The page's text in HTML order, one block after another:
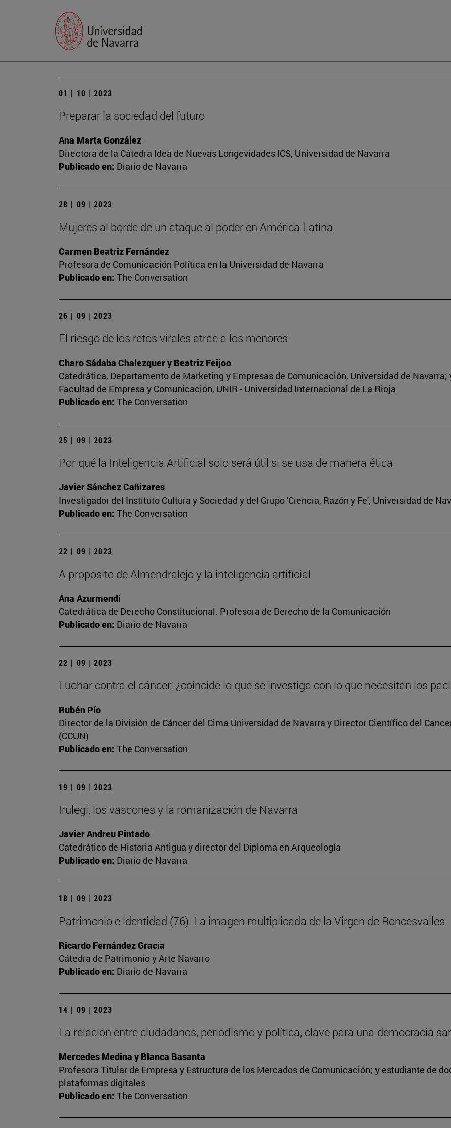
01 | 10 | 2023
Preparar la sociedad del futuro
Ana Marta González
Directora de la Cátedra Idea de Nuevas Longevidades ICS, Universidad de Navarra
Publicado en: Diario de Navarra
28 | 09 | 2023
Mujeres al borde de un ataque al poder en América Latina
Carmen Beatriz Fernández
Profesora de Comunicación Política en la Universidad de Navarra
Publicado en: The Conversation
26 | 09 | 2023
El riesgo de los retos virales atrae a los menores
Charo Sádaba Chalezquer y Beatriz Feijoo
Catedrática, Departamento de Marketing y Empresas de Comunicación, Universidad de
Facultad de Empresa y Comunicación, UNIR - Universidad Internacional de La Rioja
Publicado en: The Conversation
25 | 09 | 2023
Por qué la Inteligencia Artificial solo será útil si se usa de manera ética
Javier Sánchez Cañizares
Investigador del Instituto Cultura y Sociedad y del Grupo 'Ciencia, Razón y Fe', Universidad de
Publicado en: The Conversation
22 | 09 | 2023
A propósito de Almendralejo y la inteligencia artificial
Ana Azurmendi
Catedrática de Derecho Constitucional. Profesora de Derecho de la Comunicación
Publicado en: Diario de Navarra
22 | 09 | 2023
Luchar contra el cáncer: ¿coincide lo que se investiga con lo que necesitan los
Rubén Pío
Director de la División de Cáncer del Cima Universidad de Navarra y Director Científico del
(CCUN)
Publicado en: The Conversation
19 | 09 | 2023
Irulegi, los vascones y la romanización de Navarra
Javier Andreu Pintado
Catedrático de Historia Antigua y director del Diploma en Arqueología
Publicado en: Diario de Navarra
18 | 09 | 2023
Patrimonio e identidad (76). La imagen multiplicada de la Virgen de Roncesvalles
Ricardo Fernández Gracia
Cátedra de Patrimonio y Arte Navarro
Publicado en: Diario de Navarra
14 | 09 | 2023
La relación entre ciudadanos, periodismo y política, clave para una democracia
Mercedes Medina y Blanca Basanta
Profesora Titular de Empresa y Estructura de los Mercados de Comunicación; y estudiante de
plataformas digitales
Publicado en: The Conversation